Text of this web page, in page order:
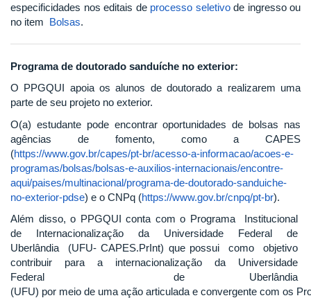
especificidades nos editais de processo seletivode ingresso ou
no item Bolsas.
Programa de doutorado sanduíche no exterior:
O PPGQUI apoia os alunos de doutorado a realizarem uma
parte de seu projeto no exterior.
O(a) estudante pode encontrar oportunidades de bolsas nas
agências de fomento, como a CAPES
(https://www.gov.br/capes/pt-br/acesso-a-informacao/acoes-e-
programas/bolsas/bolsas-e-auxilios-internacionais/encontre-
aqui/paises/multinacional/programa-de-doutorado-sanduiche-
no-exterior-pdse) e o CNPq (https://www.gov.br/cnpq/pt-br).
Além disso, o PPGQUI conta com o Programa Institucional
de Internacionalização da Universidade Federal de
Uberlândia (UFU‐ CAPES.PrInt) que possui como objetivo
contribuir para a internacionalização da Universidade
Federal de Uberlândia
(UFU) por meio de uma ação articulada e convergente com os